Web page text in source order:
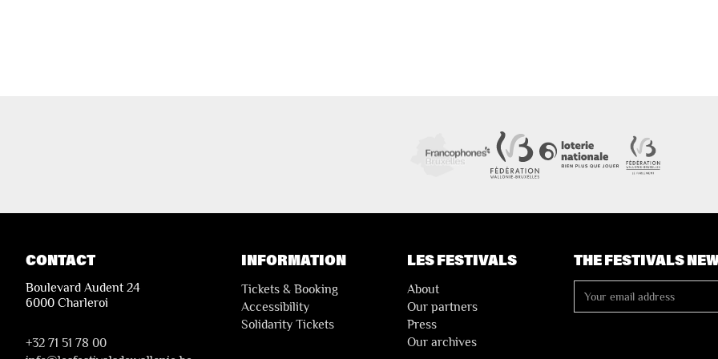
CONTACT
Boulevard Audent 24
6000 Charleroi
+32 71 51 78 00
INFORMATION
Tickets & Booking
Accessibility
Solidarity Tickets
LES FESTIVALS
About
Our partners
Press
Our archives
THE FESTIVALS